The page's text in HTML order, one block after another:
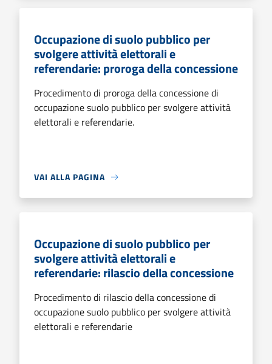
Occupazione di suolo pubblico per
svolgere attività elettorali e
referendarie: proroga della concessione
Procedimento di proroga della concessione di
occupazione suolo pubblico per svolgere attività
elettorali e referendarie.
VAI ALLA PAGINA
Occupazione di suolo pubblico per
svolgere attività elettorali e
referendarie: rilascio della concessione
Procedimento di rilascio della concessione di
occupazione suolo pubblico per svolgere attività
elettorali e referendarie